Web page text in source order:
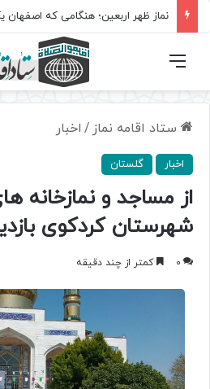
فهرست
ستاد اقامه نماز / اخبار
اخبار گلستان
از مساجد و نمازخانه
شهرستان کردکوی
0 کمتر از چند دقیقه